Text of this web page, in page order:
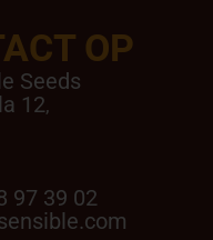
OP
Seeds
12,
97 39 02